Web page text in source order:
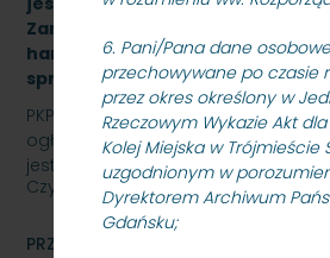
6. Pani/Pana dane
przechowywane po czasie
przez okres określony w
Rzeczowym Wykazie Akt dla
Kolej Miejska w Trójmieście
uzgodnionym w
Dyrektorem Archiwum
Gdańsku;
Zamawiającego – 9.525 szt.
hamulcowych z dylatacjami typu
sprawy: SKMMU.086.57.22
PKP SZYBKA KOLEJ MIEJSKA W
ogłasza przetarg nieograniczony,
jest „sukcesywna dostawa do
Czytaj dalej
PRZETARGI